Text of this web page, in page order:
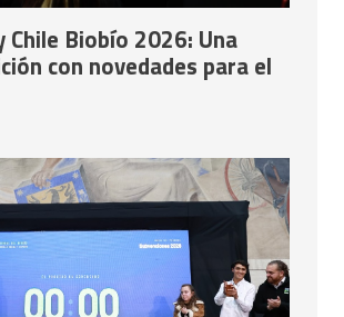
Chile Biobío 2026: Una
con novedades para el